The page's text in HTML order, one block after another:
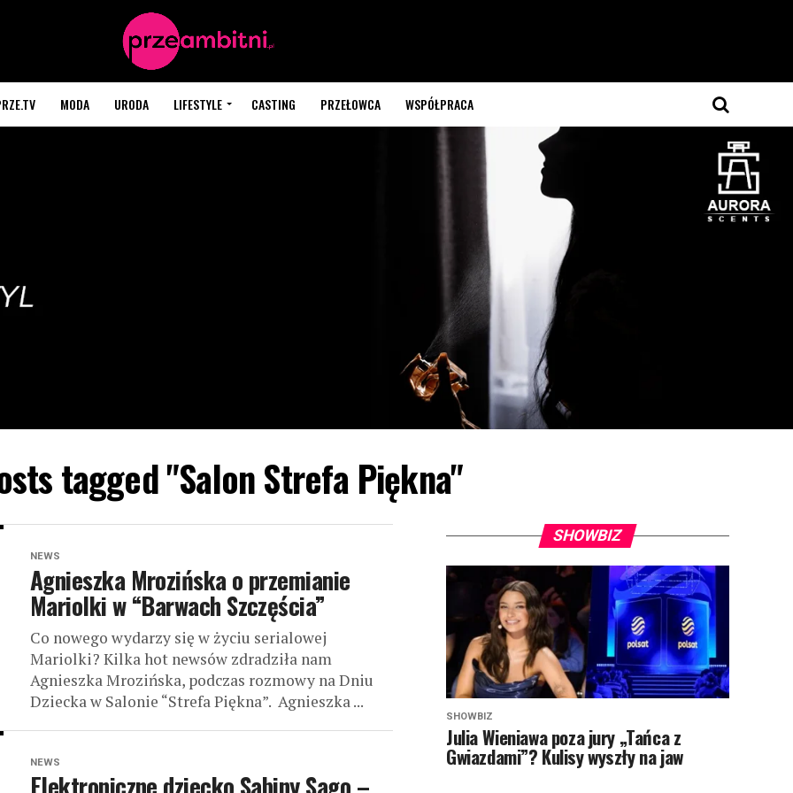
MODA URODA LIFESTYLE CASTING PRZEŁOWCA WSPÓŁPRACA
tagged "Salon Strefa Piękna"
NEWS
Agnieszka Mrozińska o przemianie
Mariolki w “Barwach Szczęścia”
Co nowego wydarzy się w życiu serialowej
Mariolki? Kilka hot newsów zdradziła nam
Agnieszka Mrozińska, podczas rozmowy na Dniu
Dziecka w Salonie “Strefa Piękna”. Agnieszka ...
NEWS
SHOWBIZ
SHOWBIZ
Julia Wieniawa poza jury „Tańca z
Gwiazdami”? Kulisy wyszły na jaw